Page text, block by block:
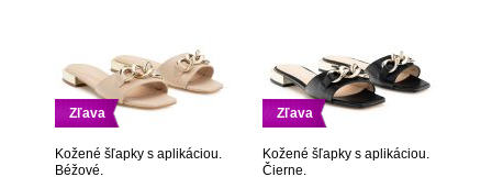
Zľava
Kožené šľapky s aplikáciou.
Béžové.
Zľava
Kožené šľapky s aplikáciou.
Čierne.